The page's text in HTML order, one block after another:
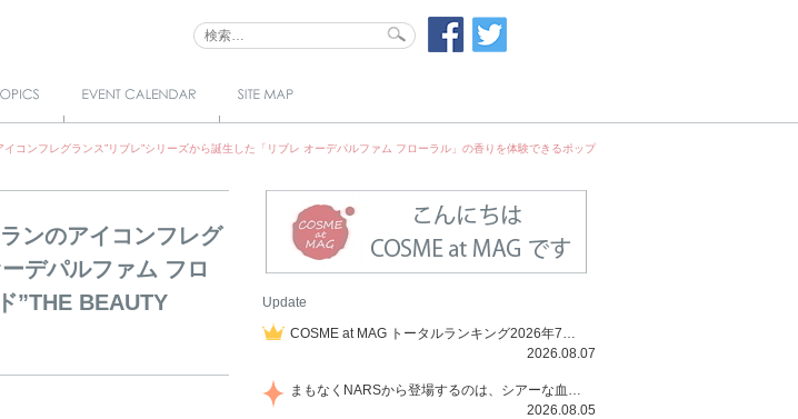
ップ
コンフレグランス”リブレ”シリーズから誕生した「リブレ オーデパルファム フローラル」の香りを体験できるポップ
ンのアイコンフレグ
デパルファム フロ
”THE BEAUTY
Update
COSME at MAG トータルランキング2026年7月号
2026.08.07
まもなくNARSから登場するのは、シアーな血色感と高揚感が魅力の新作リキッドブラッシュ「インセイシャブル リキッドブラッシュ」と、ゴールデンアワーに染まる空にインスピレーションを得た「アフターグロー リップシャイン」の新色！夏をハックして！
2026.08.05